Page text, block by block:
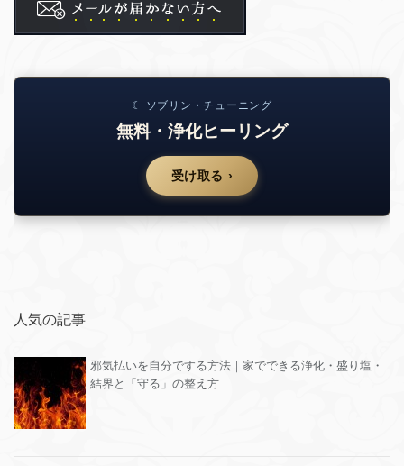
☾ ソブリン・チューニング
無料・浄化ヒーリング
受け取る ›
人気の記事
邪気払いを自分でする方法｜家でできる浄化・盛り塩・
結界と「守る」の整え方